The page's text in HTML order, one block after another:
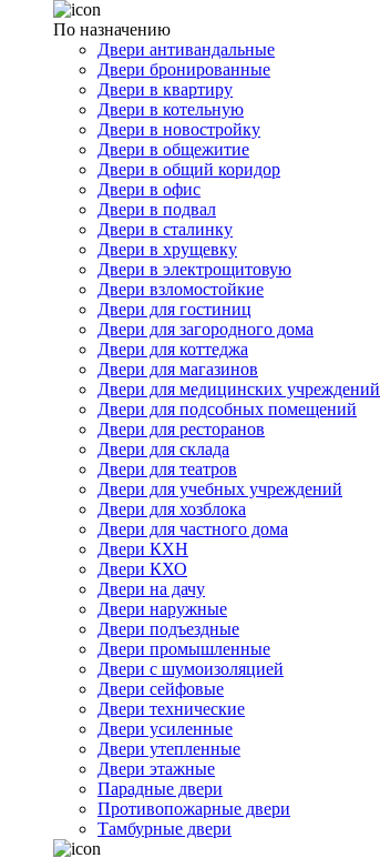
По назначению
Двери антивандальные
Двери бронированные
Двери в квартиру
Двери в котельную
Двери в новостройку
Двери в общежитие
Двери в общий коридор
Двери в офис
Двери в подвал
Двери в сталинку
Двери в хрущевку
Двери в электрощитовую
Двери взломостойкие
Двери для гостиниц
Двери для загородного дома
Двери для коттеджа
Двери для магазинов
Двери для медицинских учреждений
Двери для подсобных помещений
Двери для ресторанов
Двери для склада
Двери для театров
Двери для учебных учреждений
Двери для хозблока
Двери для частного дома
Двери КХН
Двери КХО
Двери на дачу
Двери наружные
Двери подъездные
Двери промышленные
Двери с шумоизоляцией
Двери сейфовые
Двери технические
Двери усиленные
Двери утепленные
Двери этажные
Парадные двери
Противопожарные двери
Тамбурные двери